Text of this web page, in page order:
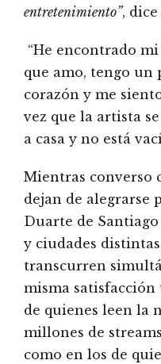
entretenimiento”, dice
“He encontrado
que amo, tengo un
corazón y me
vez que la artista
a casa y no está
Mientras converso
dejan de alegrarse
Duarte de
y ciudades
transcurren
misma satisfacción
de quienes leen la
millones de
como en los de